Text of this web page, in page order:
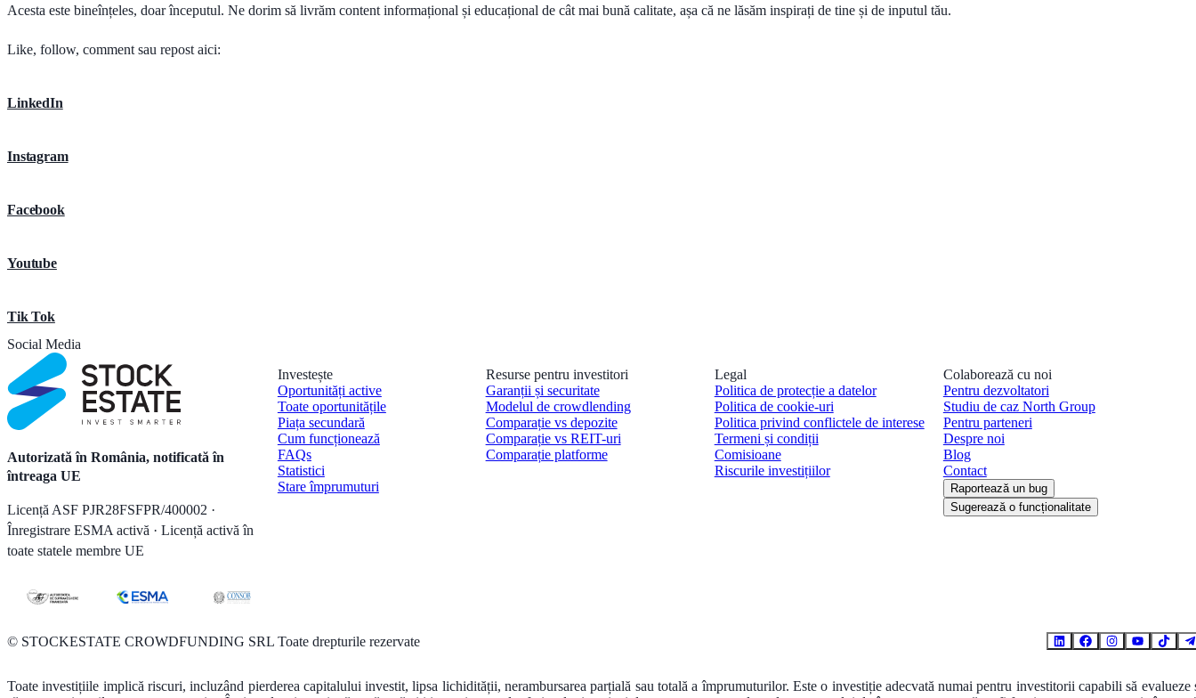
Acesta este bineînțeles, doar începutul. Ne dorim să livrăm content informațional și educațional de cât mai bună calitate, așa că ne lăsăm inspirați de tine și de inputul tău.
Like, follow, comment sau repost aici:
LinkedIn
Instagram
Facebook
Youtube
Tik Tok
Social Media
Autorizată în România, notificată în
întreaga UE
Licență ASF PJR28FSFPR/400002 ·
Înregistrare ESMA activă · Licență activă în
toate statele membre UE
Investește
Oportunități active
Toate oportunitățile
Piața secundară
Cum funcționează
FAQs
Statistici
Stare împrumuturi
Resurse pentru investitori
Garanții și securitate
Modelul de crowdlending
Comparație vs depozite
Comparație vs REIT-uri
Comparație platforme
Legal
Politica de protecție a datelor
Politica de cookie-uri
Politica privind conflictele de interese
Termeni și condiții
Comisioane
Riscurile investițiilor
Colaborează cu noi
Pentru dezvoltatori
Studiu de caz North Group
Pentru parteneri
Despre noi
Blog
Contact
Raportează un bug
Sugerează o funcționalitate
© STOCKESTATE CROWDFUNDING SRL Toate drepturile rezervate
Toate investițiile implică riscuri, incluzând pierderea capitalului investit, lipsa lichidității, nerambursarea parțială sau totală a împrumuturilor. Este o investiție adecvată numai pentru investitorii capabili să evalueze